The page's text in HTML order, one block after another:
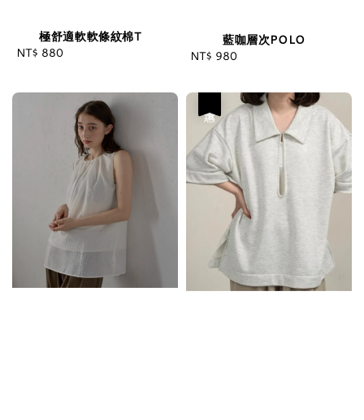
極舒適軟軟條紋棉T
Regular
NT$ 880
藍咖層次POLO
Regular
NT$ 980